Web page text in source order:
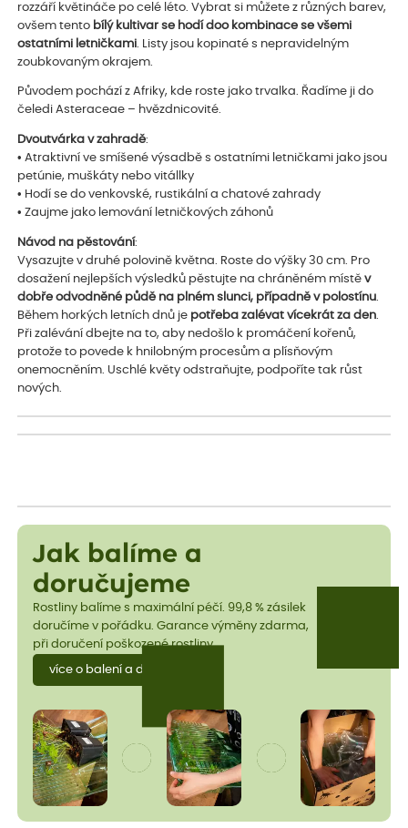
rozzáří květináče po celé léto. Vybrat si můžete z různých barev,
ovšem tento bílý kultivar se hodí doo kombinace se všemi
ostatními letničkami . Listy jsou kopinaté s nepravidelným
zoubkovaným okrajem.
Původem pochází z Afriky, kde roste jako trvalka. Řadíme ji do
čeledi Asteraceae – hvězdnicovité.
Dvoutvárka v zahradě:
• Atraktivní ve smíšené výsadbě s ostatními letničkami jako jsou
petúnie, muškáty nebo vitállky
• Hodí se do venkovské, rustikální a chatové zahrady
• Zaujme jako lemování letničkových záhonů
Návod na pěstování:
Vysazujte v druhé polovině května. Roste do výšky 30 cm. Pro
dosažení nejlepších výsledků pěstujte na chráněném místěv
dobře odvodněné půdě na plném slunci, případně v polostínu.
Během horkých letních dnů je potřeba zalévat vícekrát za den.
Při zalévání dbejte na to, aby nedošlo k promáčení kořenů,
protože to povede k hnilobným procesům a plísňovým
onemocněním. Uschlé květy odstraňujte, podpoříte tak růst
nových.
Jak balíme a
doručujeme
Rostliny balíme s maximální péčí. 99,8 % zásilek
doručíme v pořádku. Garance výměny zdarma,
při doručení poškozené rostliny.
více o balení a dopravě